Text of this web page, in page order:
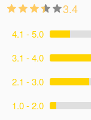
3.4
4.1 - 5.0
3.1 - 4.0
2.1 - 3.0
1.0 - 2.0